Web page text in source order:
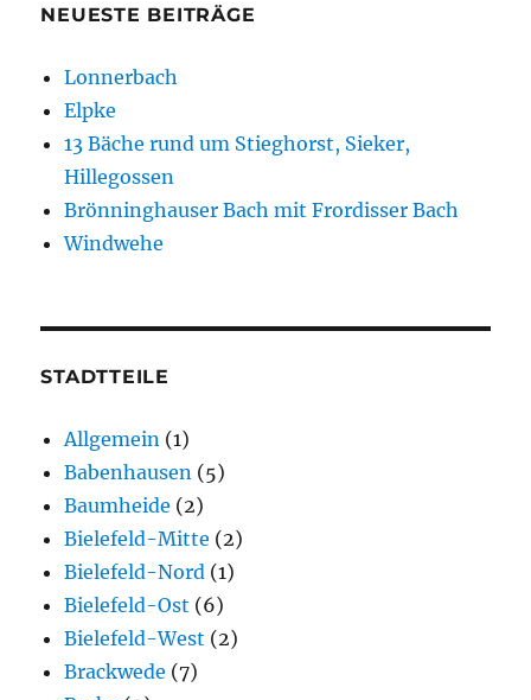
NEUESTE BEITRÄGE
Lonnerbach
Elpke
13 Bäche rund um Stieghorst, Sieker,
Hillegossen
Brönninghauser Bach mit Frordisser Bach
Windwehe
STADTTEILE
Allgemein (1)
Babenhausen (5)
Baumheide (2)
Bielefeld-Mitte (2)
Bielefeld-Nord (1)
Bielefeld-Ost (6)
Bielefeld-West (2)
Brackwede (7)